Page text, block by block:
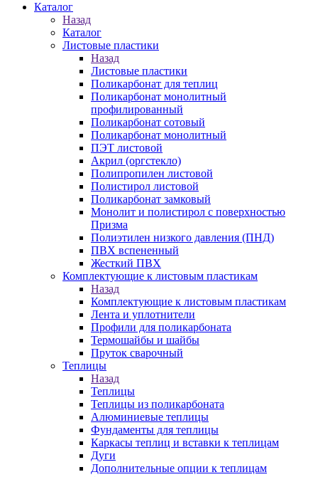
Каталог
Назад
Каталог
Листовые пластики
Назад
Листовые пластики
Поликарбонат для теплиц
Поликарбонат монолитный
профилированный
Поликарбонат сотовый
Поликарбонат монолитный
ПЭТ листовой
Акрил (оргстекло)
Полипропилен листовой
Полистирол листовой
Поликарбонат замковый
Монолит и полистирол с поверхностью
Призма
Полиэтилен низкого давления (ПНД)
ПВХ вспененный
Жесткий ПВХ
Комплектующие к листовым пластикам
Назад
Комплектующие к листовым пластикам
Лента и уплотнители
Профили для поликарбоната
Термошайбы и шайбы
Пруток сварочный
Теплицы
Назад
Теплицы
Теплицы из поликарбоната
Алюминиевые теплицы
Фундаменты для теплицы
Каркасы теплиц и вставки к теплицам
Дуги
Дополнительные опции к теплицам